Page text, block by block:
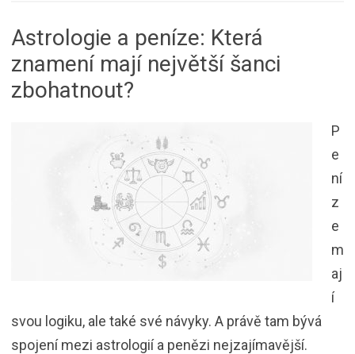
Astrologie a peníze: Která
znamení mají největší šanci
zbohatnout?
P
e
ní
z
e
m
aj
í
svou logiku, ale také své návyky. A právě tam bývá
spojení mezi astrologií a penězi nejzajímavější.